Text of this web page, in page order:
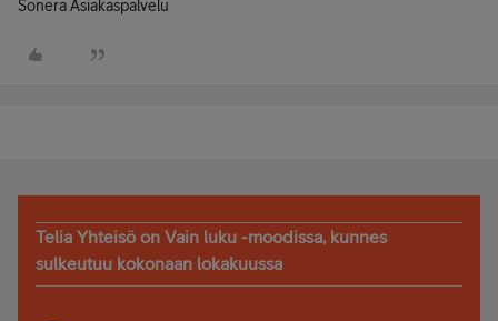
Sonera Asiakaspalvelu
Telia Yhteisö on Vain luku -moodissa, kunnes
sulkeutuu kokonaan lokakuussa